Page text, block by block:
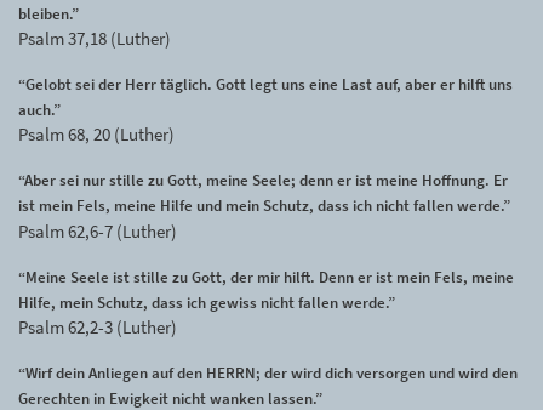
bleiben.”
Psalm 37,18 (Luther)
“Gelobt sei der Herr täglich. Gott legt uns eine Last auf, aber er hilft uns
auch.”
Psalm 68, 20 (Luther)
“Aber sei nur stille zu Gott, meine Seele; denn er ist meine Hoffnung. Er
ist mein Fels, meine Hilfe und mein Schutz, dass ich nicht fallen werde.”
Psalm 62,6-7 (Luther)
“Meine Seele ist stille zu Gott, der mir hilft. Denn er ist mein Fels, meine
Hilfe, mein Schutz, dass ich gewiss nicht fallen werde.”
Psalm 62,2-3 (Luther)
“Wirf dein Anliegen auf den HERRN; der wird dich versorgen und wird den
Gerechten in Ewigkeit nicht wanken lassen.”